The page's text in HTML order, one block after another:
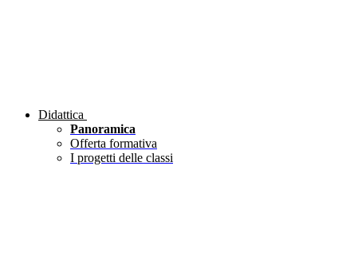
Didattica
Panoramica
Offerta formativa
I progetti delle classi